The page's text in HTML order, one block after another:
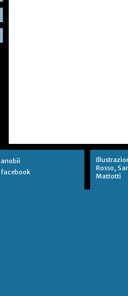
anobii
facebook
Rosso,
Mattotti